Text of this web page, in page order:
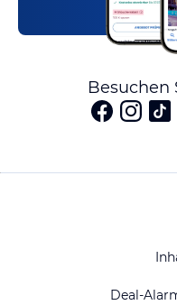
Besuchen
Deal-